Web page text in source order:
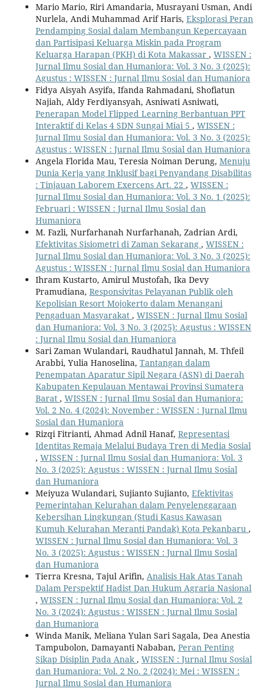
Mario Mario, Riri Amandaria, Musrayani Usman, Andi
Nurlela, Andi Muhammad Arif Haris, Eksplorasi Peran
Pendamping Sosial dalam Membangun Kepercayaan
dan Partisipasi Keluarga Miskin pada Program
Keluarga Harapan (PKH) di Kota Makassar , WISSEN :
Jurnal Ilmu Sosial dan Humaniora: Vol. 3 No. 3 (2025):
Agustus : WISSEN : Jurnal Ilmu Sosial dan Humaniora
Fidya Aisyah Asyifa, Ifanda Rahmadani, Shofiatun
Najiah, Aldy Ferdiyansyah, Asniwati Asniwati,
Penerapan Model Flipped Learning Berbantuan PPT
Interaktif di Kelas 4 SDN Sungai Miai 5 , WISSEN :
Jurnal Ilmu Sosial dan Humaniora: Vol. 3 No. 3 (2025):
Agustus : WISSEN : Jurnal Ilmu Sosial dan Humaniora
Angela Florida Mau, Teresia Noiman Derung, Menuju
Dunia Kerja yang Inklusif bagi Penyandang Disabilitas
: Tinjauan Laborem Exercens Art. 22 , WISSEN :
Jurnal Ilmu Sosial dan Humaniora: Vol. 3 No. 1 (2025):
Februari : WISSEN : Jurnal Ilmu Sosial dan
Humaniora
M. Fazli, Nurfarhanah Nurfarhanah, Zadrian Ardi,
Efektivitas Sisiometri di Zaman Sekarang , WISSEN :
Jurnal Ilmu Sosial dan Humaniora: Vol. 3 No. 3 (2025):
Agustus : WISSEN : Jurnal Ilmu Sosial dan Humaniora
Ihram Kustarto, Amirul Mustofah, Ika Devy
Pramudiana, Responsivitas Pelayanan Publik oleh
Kepolisian Resort Mojokerto dalam Menangani
Pengaduan Masyarakat , WISSEN : Jurnal Ilmu Sosial
dan Humaniora: Vol. 3 No. 3 (2025): Agustus : WISSEN
: Jurnal Ilmu Sosial dan Humaniora
Sari Zaman Wulandari, Raudhatul Jannah, M. Thfeil
Arabbi, Yulia Hanoselina, Tantangan dalam
Penempatan Aparatur Sipil Negara (ASN) di Daerah
Kabupaten Kepulauan Mentawai Provinsi Sumatera
Barat , WISSEN : Jurnal Ilmu Sosial dan Humaniora:
Vol. 2 No. 4 (2024): November : WISSEN : Jurnal Ilmu
Sosial dan Humaniora
Rizqi Fitrianti, Ahmad Adnil Hanaf, Representasi
Identitas Remaja Melalui Budaya Tren di Media Sosial
, WISSEN : Jurnal Ilmu Sosial dan Humaniora: Vol. 3
No. 3 (2025): Agustus : WISSEN : Jurnal Ilmu Sosial
dan Humaniora
Meiyuza Wulandari, Sujianto Sujianto, Efektivitas
Pemerintahan Kelurahan dalam Penyelenggaraan
Kebersihan Lingkungan (Studi Kasus Kawasan
Kumuh Kelurahan Meranti Pandak) Kota Pekanbaru ,
WISSEN : Jurnal Ilmu Sosial dan Humaniora: Vol. 3
No. 3 (2025): Agustus : WISSEN : Jurnal Ilmu Sosial
dan Humaniora
Tierra Kresna, Tajul Arifin, Analisis Hak Atas Tanah
Dalam Perspektif Hadist Dan Hukum Agraria Nasional
, WISSEN : Jurnal Ilmu Sosial dan Humaniora: Vol. 2
No. 3 (2024): Agustus : WISSEN : Jurnal Ilmu Sosial
dan Humaniora
Winda Manik, Meliana Yulan Sari Sagala, Dea Anestia
Tampubolon, Damayanti Nababan, Peran Penting
Sikap Disiplin Pada Anak , WISSEN : Jurnal Ilmu Sosial
dan Humaniora: Vol. 2 No. 2 (2024): Mei : WISSEN :
Jurnal Ilmu Sosial dan Humaniora